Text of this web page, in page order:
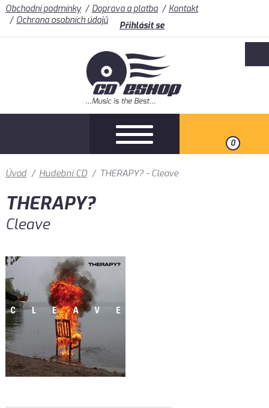
Obchodní podmínky Doprava a platba
Kontakt
Ochrana osobních údajů
Přihlásit se
0
Úvod / Hudební CD / THERAPY? - Cleave
THERAPY?
Cleave